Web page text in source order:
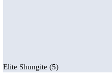
Elite Shungite (5)